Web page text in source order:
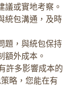
議或實地考察。
統包溝通，及時
題，與統包保持
額外成本。
許多影響成本的
略，您能在有